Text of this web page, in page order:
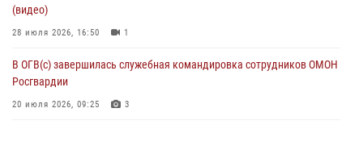
(видео)
28 июля 2026, 16:50 1
В ОГВ(с) завершилась служебная командировка сотрудников ОМОН
Росгвардии
20 июля 2026, 09:25 3